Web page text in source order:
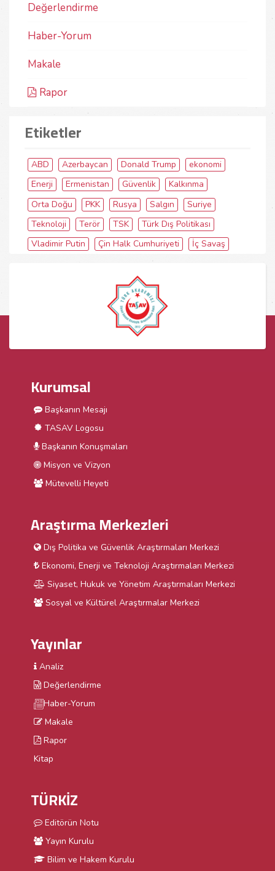
Değerlendirme
Haber-Yorum
Makale
Rapor
Etiketler
ABD Azerbaycan Donald Trump
ekonomi
Enerji
Ermenistan Güvenlik
Kalkınma
Orta Doğu
PKK Rusya Salgın
Suriye
Teknoloji
Terör TSK
Türk Dış Politikası
Vladimir Putin
Çin Halk Cumhuriyeti İç Savaş
Kurumsal
Başkanın Mesajı
TASAV Logosu
Başkanın Konuşmaları
Misyon ve Vizyon
Mütevelli Heyeti
Araştırma Merkezleri
Dış Politika ve Güvenlik Araştırmaları Merkezi
Ekonomi, Enerji ve Teknoloji Araştırmaları Merkezi
Siyaset, Hukuk ve Yönetim Araştırmaları Merkezi
Sosyal ve Kültürel Araştırmalar Merkezi
Yayınlar
Analiz
Değerlendirme
Haber-Yorum
Makale
Rapor
Kitap
TÜRKİZ
Editörün Notu
Yayın Kurulu
Bilim ve Hakem Kurulu